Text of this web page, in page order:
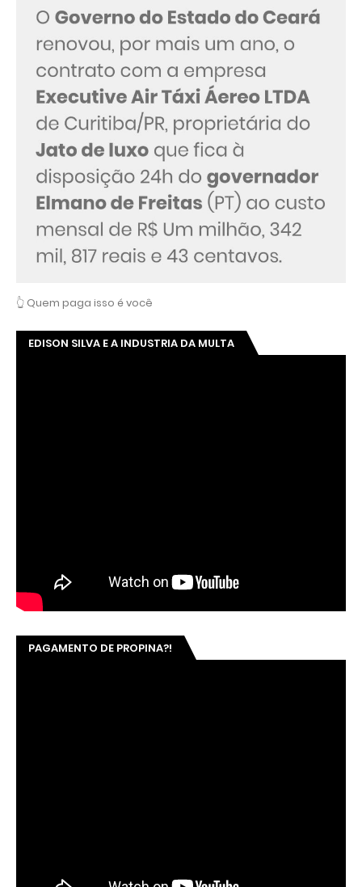
👆 Quem paga isso é você
EDISON SILVA E A INDUSTRIA DA MULTA
PAGAMENTO DE PROPINA?!